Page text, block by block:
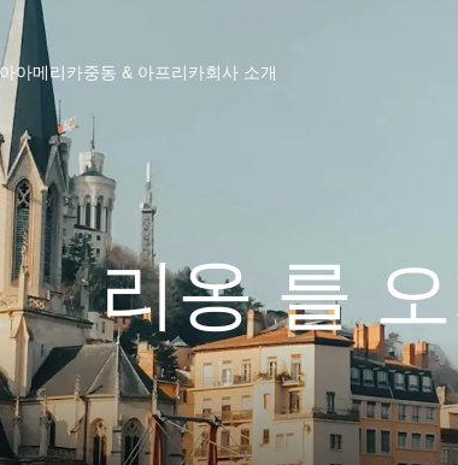
아메리카중동 & 아프리카회사 소개
리옹 를